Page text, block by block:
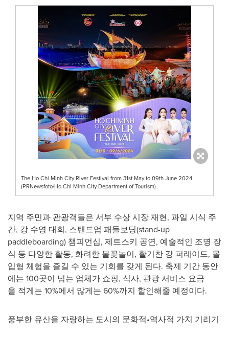
The Ho Chi Minh City River Festival from 31st May to 09th June 2024
(PRNewsfoto/Ho Chi Minh City Department of Tourism)
지역 주민과 관광객들은 서부 수상 시장 재현, 과일 시식 주
간, 강 수영 대회, 스탠드업 패들보딩(stand-up
paddleboarding) 챔피언십, 제트스키 공연, 예술적인 조명 장
식 등 다양한 활동, 화려한 불꽃놀이, 활기찬 강 퍼레이드, 몰
입형 체험을 즐길 수 있는 기회를 갖게 된다. 축제 기간 동안
에는 100곳이 넘는 업체가 쇼핑, 식사, 관광 서비스 요금
을 적게는 10%에서 많게는 60%까지 할인해줄 예정이다.
풍부한 유산을 자랑하는 도시의 문화적•역사적 가치 기리기